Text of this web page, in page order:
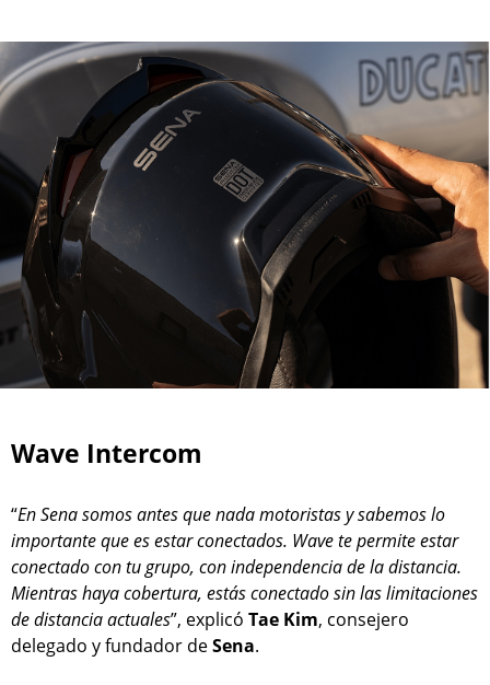
Wave Intercom
“En Sena somos antes que nada motoristas y sabemos lo
importante que es estar conectados. Wave te permite estar
conectado con tu grupo, con independencia de la distancia.
Mientras haya cobertura, estás conectado sin las limitaciones
de distancia actuales”, explicó Tae Kim, consejero
delegado y fundador deSena.